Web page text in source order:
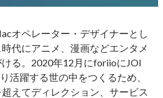
オペレーター・デザイナーとし
代にアニメ、漫画などエンタメ
る。2020年12月にforiioにJOI
活躍する世の中をつくるため、
えてディレクション、サービス